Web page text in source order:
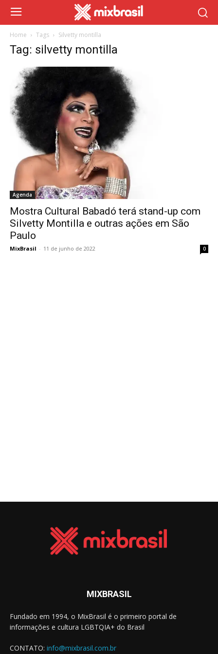
Home Tags Silvetty montilla
Tag: silvetty montilla
Agenda
Mostra Cultural Babadó terá stand-up com
Silvetty Montilla e outras ações em São
Paulo
MixBrasil - 11 de junho de 2022 0
MIXBRASIL
Fundado em 1994, o MixBrasil é o primeiro portal de
informações e cultura LGBTQIA+ do Brasil
CONTATO: info@mixbrasil.com.br